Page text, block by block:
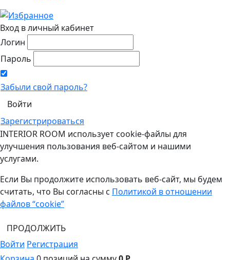
Вход в личный кабинет
Логин
Пароль
Забыли свой пароль?
Зарегистрироваться
INTERIOR ROOM использует cookie-файлы для
улучшения пользования веб-сайтом и нашими
услугами.
Если Вы продолжите использовать веб-сайт, мы будем
считать, что Вы согласны с Политикой в отношении
файлов “cookie”
ПРОДОЛЖИТЬ
Войти Регистрация